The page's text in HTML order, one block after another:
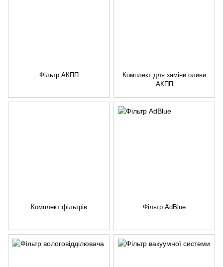
Фільтр АКПП
Комплект для заміни оливи
АКПП
Комплект фільтрів Фільтр AdBlue